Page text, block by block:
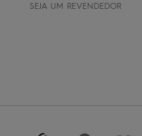
SEJA UM REVENDEDOR